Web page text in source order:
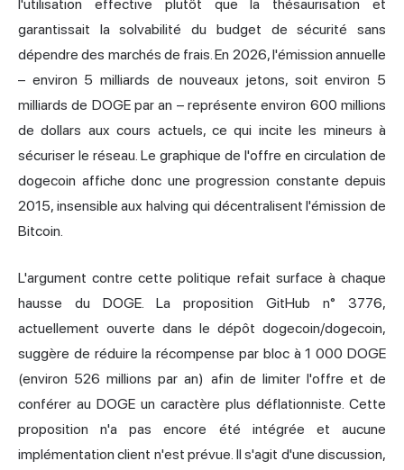
l'utilisation effective plutôt que la thésaurisation et
garantissait la solvabilité du budget de sécurité sans
dépendre des marchés de frais. En 2026, l'émission annuelle
– environ 5 milliards de nouveaux jetons, soit environ 5
milliards de DOGE par an – représente environ 600 millions
de dollars aux cours actuels, ce qui incite les mineurs à
sécuriser le réseau. Le graphique de l'offre en circulation de
dogecoin affiche donc une progression constante depuis
2015, insensible aux halving qui décentralisent l'émission de
Bitcoin.
L'argument contre cette politique refait surface à chaque
hausse du DOGE. La proposition GitHub n° 3776,
actuellement ouverte dans le dépôt dogecoin/dogecoin,
suggère de réduire la récompense par bloc à 1 000 DOGE
(environ 526 millions par an) afin de limiter l'offre et de
conférer au DOGE un caractère plus déflationniste. Cette
proposition n'a pas encore été intégrée et aucune
implémentation client n'est prévue. Il s'agit d'une discussion,